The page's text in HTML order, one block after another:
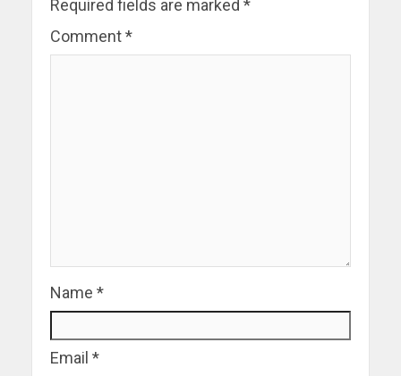
Required fields are marked *
Comment*
Name *
Email *